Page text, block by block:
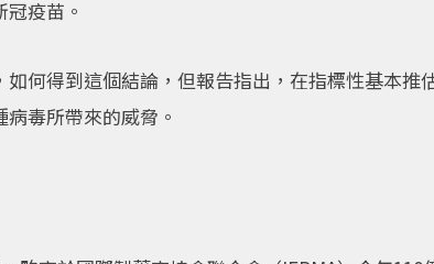
疫苗。
何得到這個結論，但報告指出，在指標性基本推
毒所帶來的威脅。